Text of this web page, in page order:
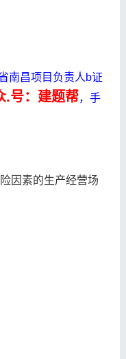
南昌项目负责人b证
.号：建题帮，手
因素的生产经营场